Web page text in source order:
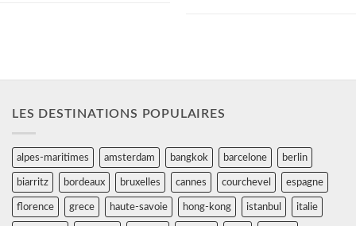
LES DESTINATIONS POPULAIRES
alpes-maritimes amsterdam bangkok barcelone berlin
biarritz bordeaux bruxelles cannes courchevel espagne
florence grece haute-savoie hong-kong istanbul italie